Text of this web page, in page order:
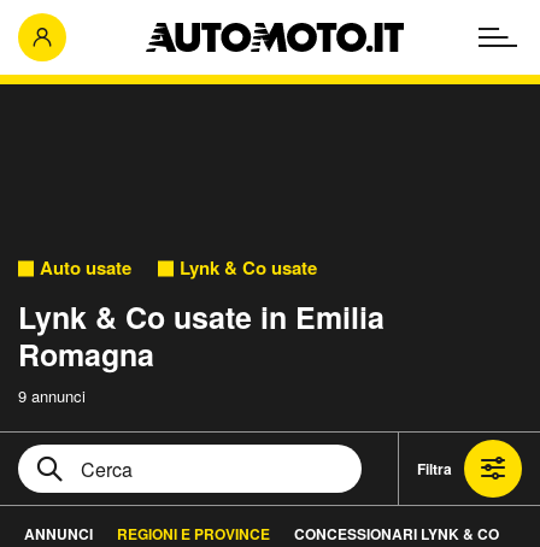
Auto usate Lynk & Co usate
Lynk & Co usate in Emilia
Romagna
9 annunci
Filtra
ANNUNCI REGIONI E PROVINCE CONCESSIONARI LYNK & CO